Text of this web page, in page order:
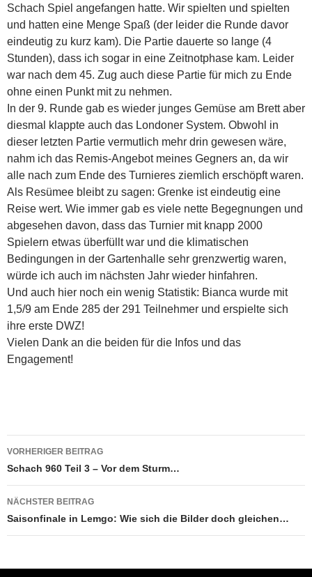
Schach Spiel angefangen hatte. Wir spielten und spielten
und hatten eine Menge Spaß (der leider die Runde davor
eindeutig zu kurz kam). Die Partie dauerte so lange (4
Stunden), dass ich sogar in eine Zeitnotphase kam. Leider
war nach dem 45. Zug auch diese Partie für mich zu Ende
ohne einen Punkt mit zu nehmen.
In der 9. Runde gab es wieder junges Gemüse am Brett aber
diesmal klappte auch das Londoner System. Obwohl in
dieser letzten Partie vermutlich mehr drin gewesen wäre,
nahm ich das Remis-Angebot meines Gegners an, da wir
alle nach zum Ende des Turnieres ziemlich erschöpft waren.
Als Resümee bleibt zu sagen: Grenke ist eindeutig eine
Reise wert. Wie immer gab es viele nette Begegnungen und
abgesehen davon, dass das Turnier mit knapp 2000
Spielern etwas überfüllt war und die klimatischen
Bedingungen in der Gartenhalle sehr grenzwertig waren,
würde ich auch im nächsten Jahr wieder hinfahren.
Und auch hier noch ein wenig Statistik: Bianca wurde mit
1,5/9 am Ende 285 der 291 Teilnehmer und erspielte sich
ihre erste DWZ!
Vielen Dank an die beiden für die Infos und das
Engagement!
Beitragsnavigation
VORHERIGER BEITRAG
Schach 960 Teil 3 – Vor dem Sturm…
NÄCHSTER BEITRAG
Saisonfinale in Lemgo: Wie sich die Bilder doch gleichen…